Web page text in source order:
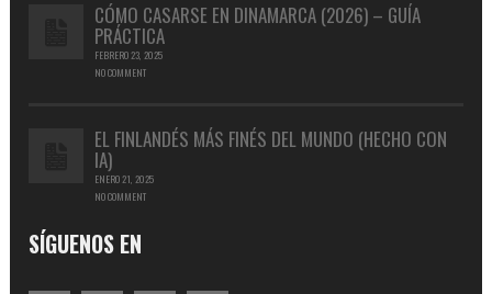
CÓMO CASARSE EN DINAMARCA (2026) – GUÍA
PRÁCTICA
FEBRERO 23, 2025
NO COMMENT
EL FINLANDÉS MÁS FINÉS DEL MUNDO (HECHO CON
IA)
ENERO 21, 2025
NO COMMENT
SÍGUENOS EN